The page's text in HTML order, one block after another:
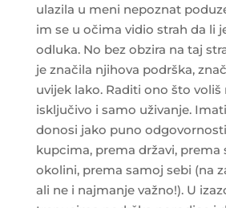
ulazila u meni nepoznat
im se u očima vidio strah da li
odluka. No bez obzira na taj
je značila njihova podrška,
uvijek lako. Raditi ono što voliš
isključivo i samo uživanje.
donosi jako puno
kupcima, prema državi, prema
okolini, prema samoj sebi (na
ali ne i najmanje važno!). U